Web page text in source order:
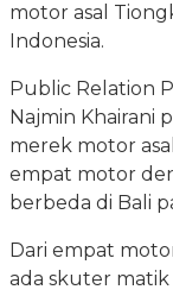
motor asal
Indonesia.
Public Relation
Najmin Khairani
merek motor
empat motor
berbeda di Bali
Dari empat
ada skuter